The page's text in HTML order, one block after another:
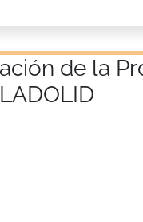
de la